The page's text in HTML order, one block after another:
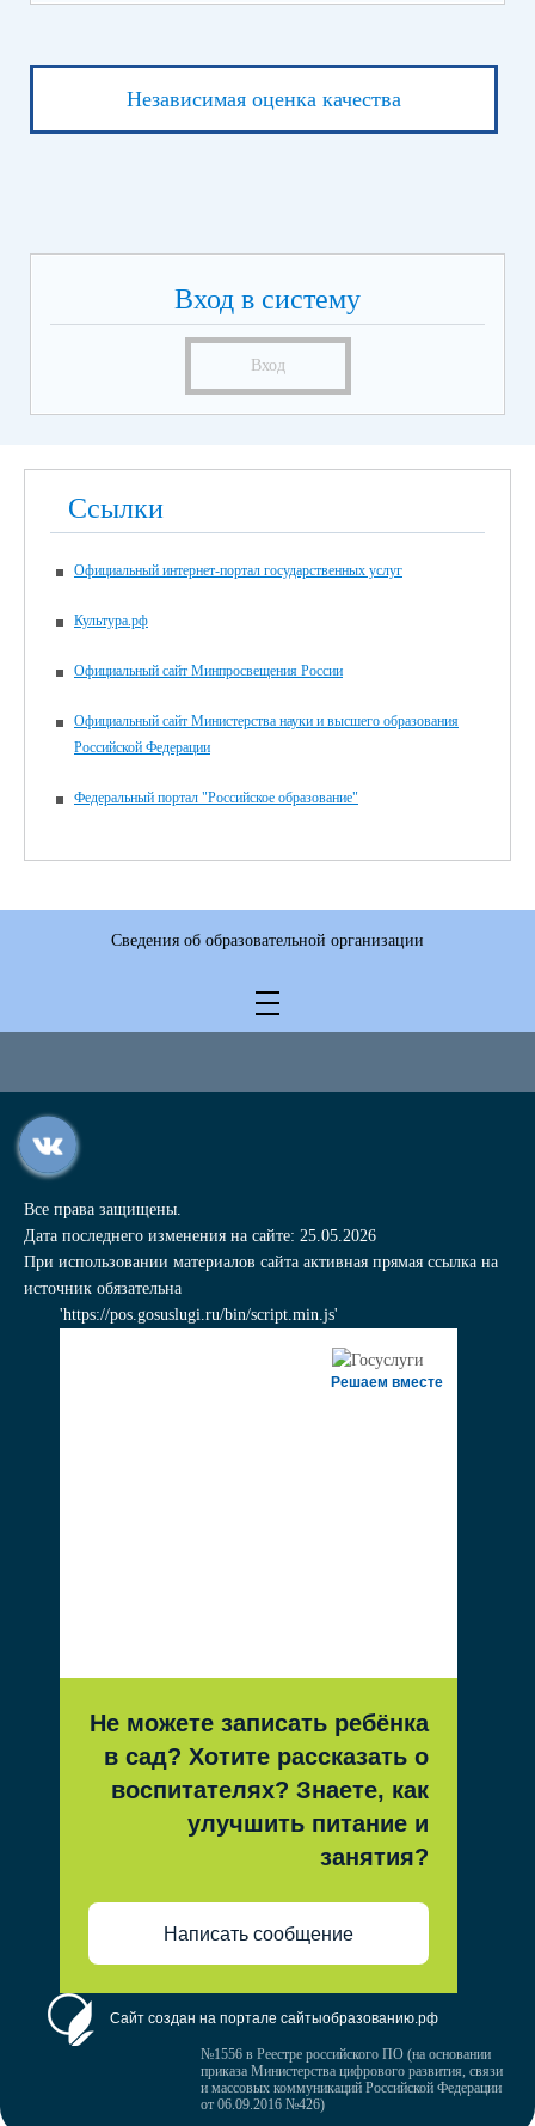
Независимая оценка качества
Вход в систему
Вход
Ссылки
Официальный интернет-портал государственных услуг
Культура.рф
Официальный сайт Минпросвещения России
Официальный сайт Министерства науки и высшего образования
Российской Федерации
Федеральный портал "Российское образование"
Сведения об образовательной организации
Все права защищены.
Дата последнего изменения на сайте: 25.05.2026
При использовании материалов сайта активная прямая ссылка на
источник обязательна
'https://pos.gosuslugi.ru/bin/script.min.js'
Решаем вместе
Не можете записать ребёнка
в сад? Хотите рассказать о
воспитателях? Знаете, как
улучшить питание и
занятия?
Написать сообщение
Сайт создан на портале сайтыобразованию.рф
№1556 в Реестре российского ПО (на основании
приказа Министерства цифрового развития, связи
и массовых коммуникаций Российской Федерации
от 06.09.2016 №426)